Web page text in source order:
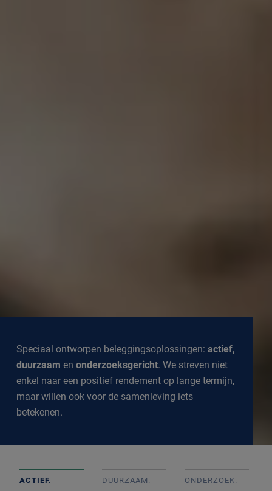
Speciaal ontworpen beleggingsoplossingen: actief,
duurzaam en onderzoeksgericht. We streven niet
enkel naar een positief rendement op lange termijn,
maar willen ook voor de samenleving iets
betekenen.
ACTIEF. DUURZAAM. ONDERZOEK.